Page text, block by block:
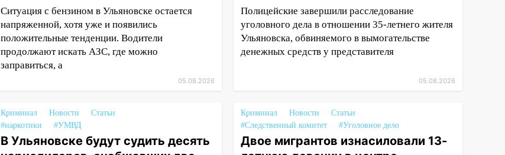
Ситуация с бензином в Ульяновске остается
напряженной, хотя уже и появились
положительные тенденции. Водители
продолжают искать АЗС, где можно
заправиться, а
05.08.2026
Полицейские завершили расследование
уголовного дела в отношении 35-летнего жителя
Ульяновска, обвиняемого в вымогательстве
денежных средств у представителя
05.08.2026
Криминал Новости
Статьи
#наркотики
#УМВД
В Ульяновске будут судить десять
Криминал Новости
Статьи
#Следственный комитет
#Уголовное дело
Двое мигрантов изнасиловали 13-